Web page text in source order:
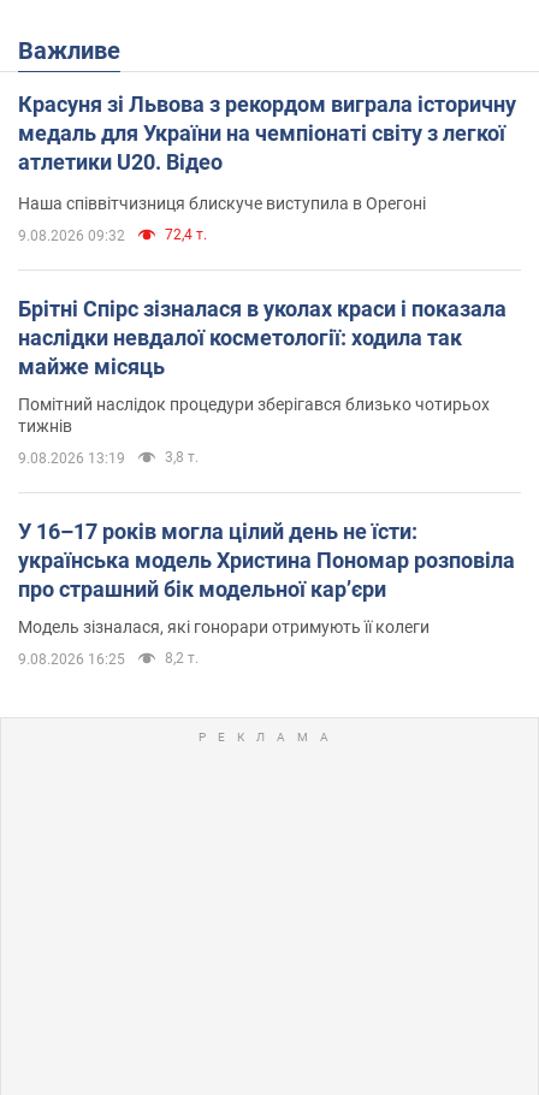
Важливе
Красуня зі Львова з рекордом виграла історичну
медаль для України на чемпіонаті світу з легкої
атлетики U20. Відео
Наша співвітчизниця блискуче виступила в Орегоні
9.08.2026 09:32 72,4 т.
Брітні Спірс зізналася в уколах краси і показала
наслідки невдалої косметології: ходила так
майже місяць
Помітний наслідок процедури зберігався близько чотирьох
тижнів
9.08.2026 13:19 3,8 т.
У 16–17 років могла цілий день не їсти:
українська модель Христина Пономар розповіла
про страшний бік модельної кар’єри
Модель зізналася, які гонорари отримують її колеги
9.08.2026 16:25 8,2 т.